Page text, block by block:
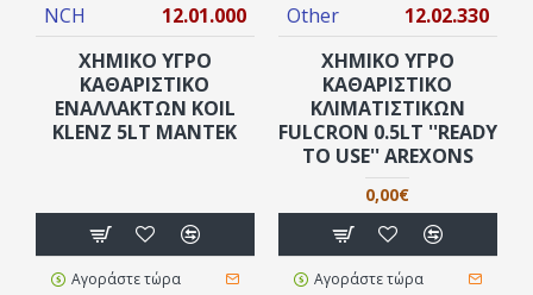
NCH
12.01.000
ΧΗΜΙΚΟ ΥΓΡΟ
ΚΑΘΑΡΙΣΤΙΚΌ
ΕΝΑΛΛΑΚΤΏΝ KOIL
KLENZ 5LT ΜΑΝΤΕΚ
Αγοράστε τώρα
Other
12.02.330
ΧΗΜΙΚΟ ΥΓΡΟ
ΚΑΘΑΡΙΣΤΙΚΟ
ΚΛΙΜΑΤΙΣΤΙΚΩΝ
FULCRON 0.5LT ''READY
TO USE'' AREXONS
0,00€
Αγοράστε τώρα